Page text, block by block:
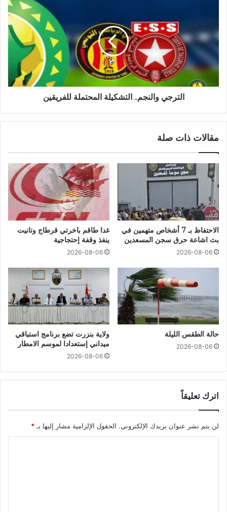
الترجي والنجم.. التشكيلة المحتملة للفريقين
مقالات ذات صلة
الاحتفاظ بـ 7 أشخاص متهمين في
بث اشاعة حرق سجن المسعدين
2026-08-06
غدا طاقم باخرتي قرطاج وتانيت
ينفذ وقفة إحتجاجية
2026-08-06
حالة الطقس الليلة
2026-08-06
ولاية بنزرت تضع برنامج استباقي
ميداني إستعدادا لموسم الامطار
2026-08-06
اترك تعليقاً
لن يتم نشر عنوان بريدك الإلكتروني. الحقول الإلزامية مشار إليها بـ*